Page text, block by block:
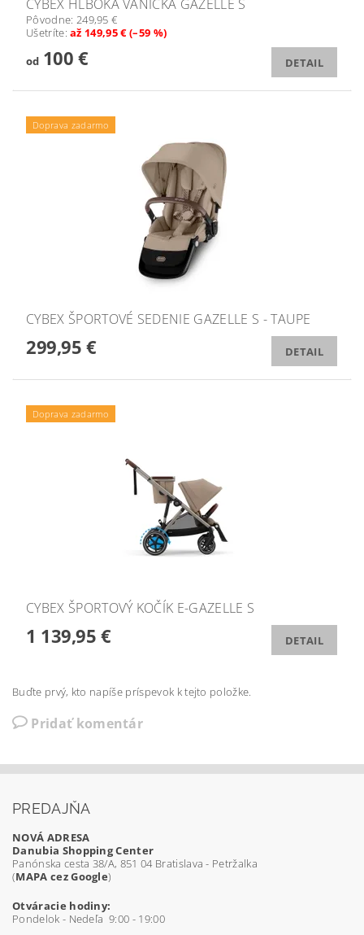
CYBEX HLBOKÁ VANIČKA GAZELLE S
Pôvodne: 249,95 €
Ušetríte:až 149,95 € (–59 %)
od100 € DETAIL
Doprava zadarmo
CYBEX ŠPORTOVÉ SEDENIE GAZELLE S - TAUPE
299,95 € DETAIL
Doprava zadarmo
CYBEX ŠPORTOVÝ KOČÍK E-GAZELLE S
1 139,95 € DETAIL
Buďte prvý, kto napíše príspevok k tejto položke.
Pridať komentár
PREDAJŇA
NOVÁ ADRESA
Danubia Shopping Center
Panónska cesta 38/A, 851 04 Bratislava - Petržalka
(MAPA cez Google)
Otváracie hodiny:
Pondelok - Nedeľa 9:00 - 19:00